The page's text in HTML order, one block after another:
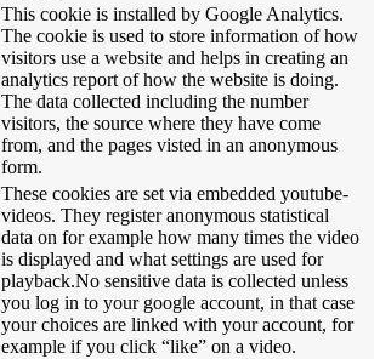
This cookie is installed by Google Analytics.
The cookie is used to store information of how
visitors use a website and helps in creating an
analytics report of how the website is doing.
The data collected including the number
visitors, the source where they have come
from, and the pages visted in an anonymous
form.
These cookies are set via embedded youtube-
videos. They register anonymous statistical
data on for example how many times the video
is displayed and what settings are used for
playback.No sensitive data is collected unless
you log in to your google account, in that case
your choices are linked with your account, for
example if you click “like” on a video.